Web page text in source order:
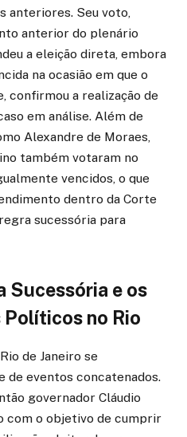
anteriores. Seu voto,
anterior do plenário
a eleição direta, embora
na ocasião em que o
confirmou a realização de
em análise. Além de
Alexandre de Moraes,
também votaram no
vencidos, o que
dentro da Corte
sucessória para
Sucessória e os
Políticos no Rio
de Janeiro se
de eventos concatenados.
governador Cláudio
com o objetivo de cumprir